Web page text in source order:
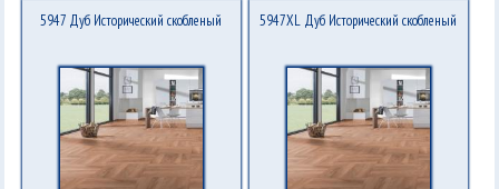
5947 Дуб Исторический cкобленый 5947XL Дуб Исторический cкобленый